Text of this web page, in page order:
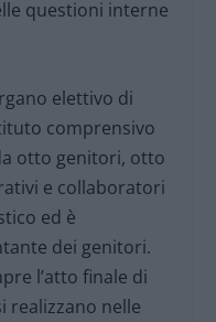
questioni interne
elettivo di
comprensivo
otto genitori, otto
e collaboratori
ed è
dei genitori.
l’atto finale di
realizzano nelle